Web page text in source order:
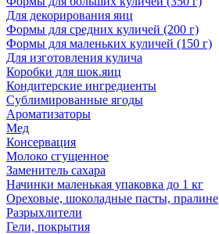
Для декорирования яиц
Формы для средних куличей (200 г)
Формы для маленьких куличей (150 г)
Для изготовления кулича
Коробки для шок.яиц
Кондитерские ингредиенты
Сублимированные ягоды
Ароматизаторы
Мед
Консервация
Молоко сгущенное
Заменитель сахара
Начинки маленькая упаковка до 1 кг
Ореховые, шоколадные пасты, пралине
Разрыхлители
Гели, покрытия